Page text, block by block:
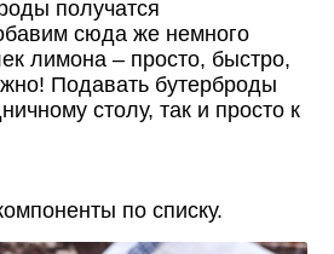
получатся
сюда же немного
лимона – просто, быстро,
Подавать бутерброды
столу, так и просто к
по списку.